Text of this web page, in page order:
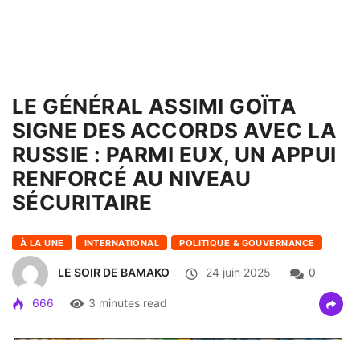
LE GÉNÉRAL ASSIMI GOÏTA
SIGNE DES ACCORDS AVEC LA
RUSSIE : PARMI EUX, UN APPUI
RENFORCÉ AU NIVEAU
SÉCURITAIRE
À LA UNE INTERNATIONAL POLITIQUE & GOUVERNANCE
LE SOIR DE BAMAKO 24 juin 2025 0
666 3 minutes read